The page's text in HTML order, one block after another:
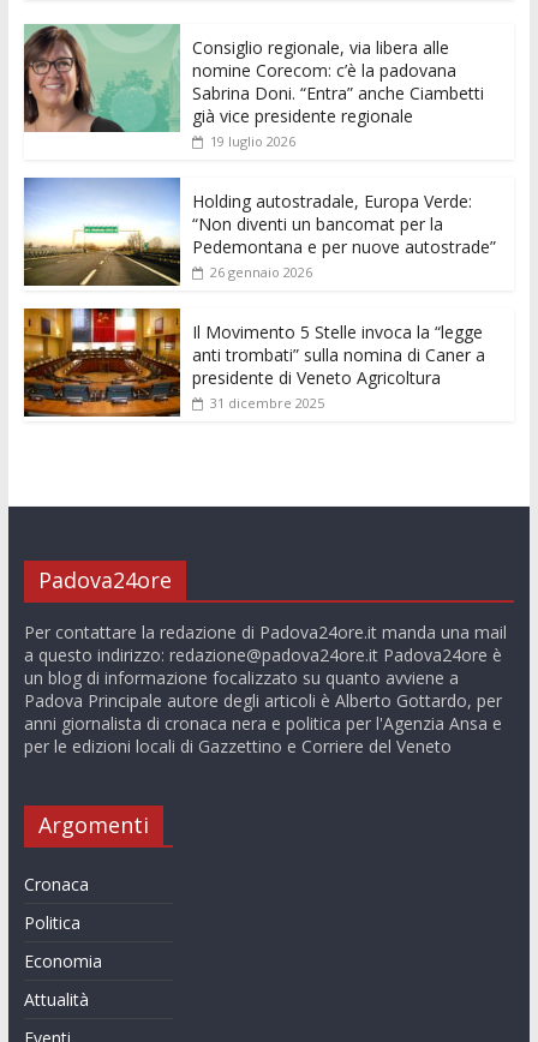
e
b
o
o
k
itt
er l
at
s
A
p
e
n
g
di
t
k
e
dI
n
di
vi
Consiglio regionale, via libera alle
nomine Corecom: c’è la padovana
Sabrina Doni. “Entra” anche Ciambetti
già vice presidente regionale
19 luglio 2026
Holding autostradale, Europa Verde:
“Non diventi un bancomat per la
Pedemontana e per nuove autostrade”
26 gennaio 2026
Il Movimento 5 Stelle invoca la “legge
anti trombati” sulla nomina di Caner a
presidente di Veneto Agricoltura
31 dicembre 2025
Padova24ore
Per contattare la redazione di Padova24ore.it manda una mail
a questo indirizzo: redazione@padova24ore.itPadova24ore è
un blog di informazione focalizzato su quanto avviene a
Padova Principale autore degli articoli è Alberto Gottardo, per
anni giornalista di cronaca nera e politica per l'Agenzia Ansa e
per le edizioni locali di Gazzettino e Corriere del Veneto
Argomenti
Cronaca
Politica
Economia
Attualità